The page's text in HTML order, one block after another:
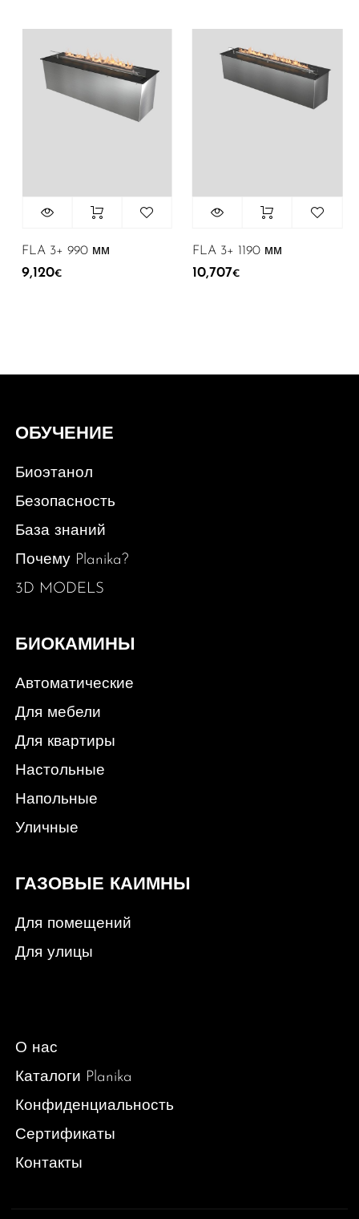
FLA 3+ 990 мм
9,120 €
FLA 3+ 1190 мм
10,707€
ОБУЧЕНИЕ
Биоэтанол
Безопасность
База знаний
Почему Planika?
3D MODELS
БИОКАМИНЫ
Автоматические
Для мебели
Для квартиры
Настольные
Напольные
Уличные
ГАЗОВЫЕ КАИМНЫ
Для помещений
Для улицы
О нас
Каталоги Planika
Конфиденциальность
Сертификаты
Контакты